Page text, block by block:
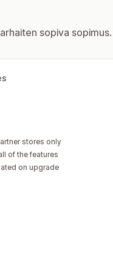
sopiva sopimus.
stores only
of the features
on upgrade